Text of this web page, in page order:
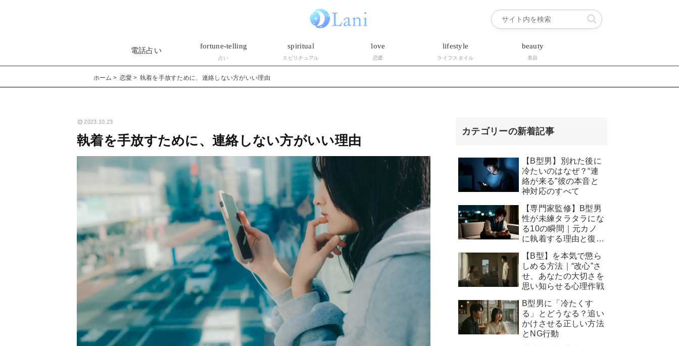
電話占い
fortune-telling
占い
spiritual
スピリチュアル
love
恋愛
lifestyle
ライフスタイル
beauty
美容
ホーム 恋愛 執着を手放すために、連絡しない方がいい理由
2023.10.23
執着を手放すために、連絡しない方がいい理由
カテゴリーの新着記事
【B型男】別れた後に
冷たいのはなぜ？“連
絡が来る”彼の本音と
神対応のすべて
【専門家監修】B型男
性が未練タラタラにな
る10の瞬間｜元カノ
に執着する理由と復縁
【B型】を本気で懲ら
しめる方法｜“改心”さ
せ、あなたの大切さを
思い知らせる心理作戦
B型男に「冷たくす
る」とどうなる？追い
かけさせる正しい方法
とNG行動